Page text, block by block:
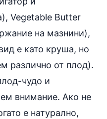
Vegetable Butter
на мазнини),
е като круша, но
различно от плод).
чудо и
внимание. Ако не
е натурално,